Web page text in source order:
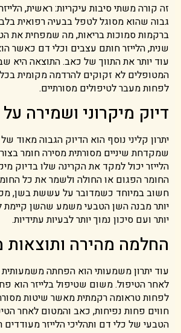
זה קורה משתי סיבות עיקריות: ראשית,
גבוה שהוא מסוגל לטפל בבעיה רפואית
ברקמות סמוכות בריאות, מה שמפחית את
שנית, הלייזר חותם עצבים וכלי דם כאשר
עוד יותר את התווך של כאב. התוצאה היא
המטופלים לא זקוקים להרדמה מקומית
לפחות מעבר לטיפולים מסורתיים.
דיוק מיקרוני ושמירה
יתרון קליני נוסף הוא הדיוק הגבוה מאוד
שמקדחת שיניים מסורתית מסירה חומר
הלייזר יכול למקד את הקרינה שלו בדיוק
החומר הפגום או החולה ולשמר את כל
חשוב במיוחד כשמדובר על עששת בשן,
יותר מבנה השן הטבעי משמע שהשן
יותר ועם סיכון נמוך יותר לבעיות עתידיות.
החלמה מהירה ותוצאות
עוד יתרון משמעותי הוא הפחתה
לאחר הטיפול. משום שטיפול בלייזר הוא
לפחות טראומה רקמתית מאשר שיטות
חווים פחות נפיחות, כאב והמטום לאחר
הטבעי של כלי דם ותהליכי הלייזר מעודדים